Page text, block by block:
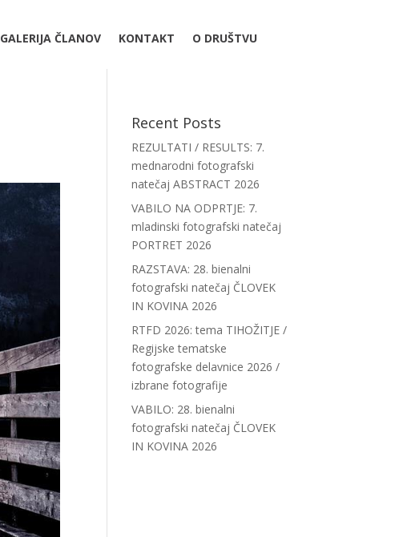
GALERIJA ČLANOV KONTAKT O DRUŠTVU
Recent Posts
REZULTATI / RESULTS: 7.
mednarodni fotografski
natečaj ABSTRACT 2026
VABILO NA ODPRTJE: 7.
mladinski fotografski natečaj
PORTRET 2026
RAZSTAVA: 28. bienalni
fotografski natečaj ČLOVEK
IN KOVINA 2026
RTFD 2026: tema TIHOŽITJE /
Regijske tematske
fotografske delavnice 2026 /
izbrane fotografije
VABILO: 28. bienalni
fotografski natečaj ČLOVEK
IN KOVINA 2026